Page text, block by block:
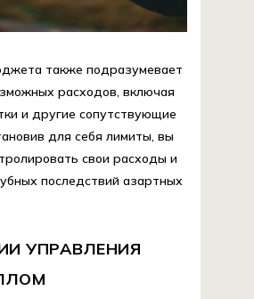
также подразумевает
расходов, включая
и другие сопутствующие
для себя лимиты, вы
свои расходы и
последствий азартных
УПРАВЛЕНИЯ